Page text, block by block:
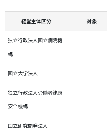
経営主体区分 対象
独立行政法人国立病院機
構
国立大学法人
独立行政法人労働者健康
安全機構
国立研究開発法人